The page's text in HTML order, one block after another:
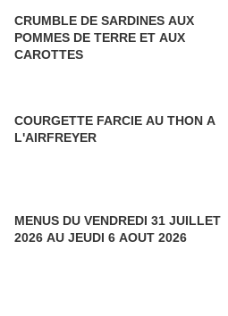
CRUMBLE DE SARDINES AUX
POMMES DE TERRE ET AUX
CAROTTES
COURGETTE FARCIE AU THON A
L'AIRFREYER
MENUS DU VENDREDI 31 JUILLET
2026 AU JEUDI 6 AOUT 2026